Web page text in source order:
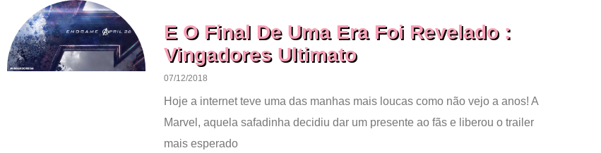
E O Final De Uma Era Foi Revelado :
Vingadores Ultimato
07/12/2018
Hoje a internet teve uma das manhas mais loucas como não vejo a anos! A
Marvel, aquela safadinha decidiu dar um presente ao fãs e liberou o trailer
mais esperado